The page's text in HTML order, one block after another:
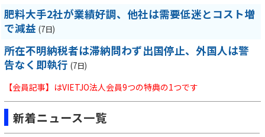
肥料大手2社が業績好調、他社は需要低迷とコスト増
で減益 (7日)
所在不明納税者は滞納問わず出国停止、外国人は警
告なく即執行 (7日)
【会員記事】はVIETJO法人会員9つの特典の1つです
新着ニュース一覧